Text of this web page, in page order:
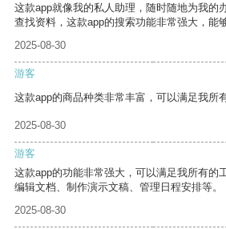
这款app就像我的私人助理，随时随地为我的
查找资料，这款app的搜索功能非常强大，能
2025-08-30
游客
这款app的商品种类非常丰富，可以满足我所
2025-08-30
游客
这款app的功能非常强大，可以满足我所有的
编辑文档、制作演示文稿、管理日程安排等。
2025-08-30